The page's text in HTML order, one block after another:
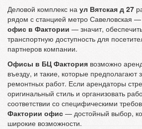
Деловой комплекс на ул Вятская д 27
рядом с станцией метро Савеловская
офис в Фактории — значит,
транспортную доступность для
партнеров компании.
Офисы в БЦ Фактория возможно
въезду, и такие, которые предполагают
ремонтных работ. Если арендаторы
оригинальный стиль и организовать
соответствии со специфическими
Фактории офис — достойный выбор,
широкие возможности.